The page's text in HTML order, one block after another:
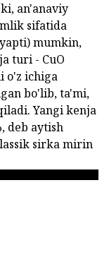
an'anaviy
sifatida
mumkin,
turi - CuO
o'z ichiga
bo'lib, ta'mi,
Yangi kenja
deb aytish
sirka mirin